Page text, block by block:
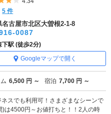
5 件
名古屋市北区大曽根2-1-8
0087
下駅 (徒歩2分)
Googleマップで開く
6,500 円 ～ 宿泊 7,700 円 ～
スでも利用可！さまざまなシーンで
)は4500円～お値打ちと！！2人の時